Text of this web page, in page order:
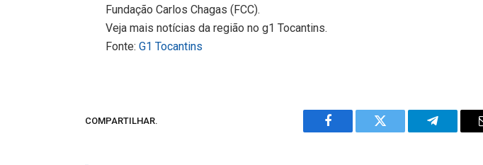
Fundação Carlos Chagas (FCC).
Veja mais notícias da região no g1 Tocantins.
Fonte:G1 Tocantins
COMPARTILHAR.
Facebook Twitter Telegram